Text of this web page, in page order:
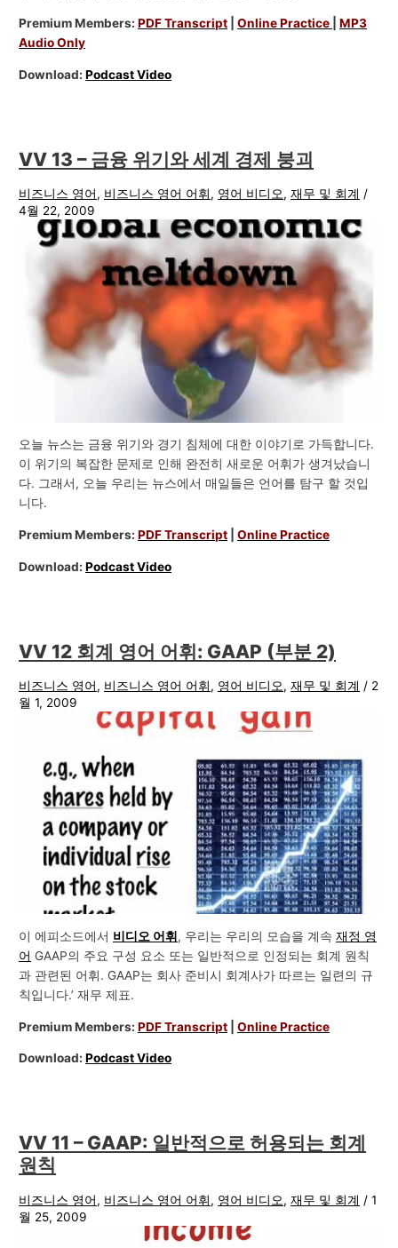
Premium Members:PDF Transcript |Online Practice |MP3
Audio Only
Download:Podcast Video
VV 13 – 금융 위기와 세계 경제 붕괴
비즈니스 영어, 비즈니스 영어 어휘, 영어 비디오,재무 및 회계 /
4월 22, 2009
오늘 뉴스는 금융 위기와 경기 침체에 대한 이야기로 가득합니다.
이 위기의 복잡한 문제로 인해 완전히 새로운 어휘가 생겨났습니
다. 그래서, 오늘 우리는 뉴스에서 매일들은 언어를 탐구 할 것입
니다.
Premium Members:PDF Transcript |Online Practice
Download:Podcast Video
VV 12 회계 영어 어휘: GAAP (부분 2)
비즈니스 영어, 비즈니스 영어 어휘, 영어 비디오,재무 및 회계 / 2
월 1, 2009
이 에피소드에서 비디오 어휘 , 우리는 우리의 모습을 계속재정 영
어 GAAP의 주요 구성 요소 또는 일반적으로 인정되는 회계 원칙
과 관련된 어휘. GAAP는 회사 준비시 회계사가 따르는 일련의 규
칙입니다.’ 재무 제표.
Premium Members:PDF Transcript |Online Practice
Download:Podcast Video
VV 11 – GAAP: 일반적으로 허용되는 회계
원칙
비즈니스 영어, 비즈니스 영어 어휘, 영어 비디오,재무 및 회계 /1
월 25, 2009